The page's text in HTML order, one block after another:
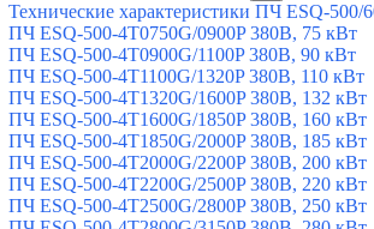
Технические характеристики ПЧ ESQ-500/
ПЧ ESQ-500-4T0750G/0900P 380В, 75 кВт
ПЧ ESQ-500-4T0900G/1100P 380В, 90 кВт
ПЧ ESQ-500-4T1100G/1320P 380В, 110 кВт
ПЧ ESQ-500-4T1320G/1600P 380В, 132 кВт
ПЧ ESQ-500-4T1600G/1850P 380В, 160 кВт
ПЧ ESQ-500-4T1850G/2000P 380В, 185 кВт
ПЧ ESQ-500-4T2000G/2200P 380В, 200 кВт
ПЧ ESQ-500-4T2200G/2500P 380В, 220 кВт
ПЧ ESQ-500-4T2500G/2800P 380В, 250 кВт